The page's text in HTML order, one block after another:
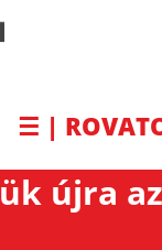
☰ |
újra az